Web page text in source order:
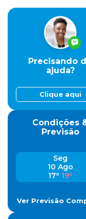
Precisando
ajuda?
Clique aqui
Condições
Previsão
Seg
10 Ago
17º 19º
Ver Previsão